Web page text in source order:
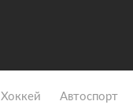
Хоккей Автоспорт